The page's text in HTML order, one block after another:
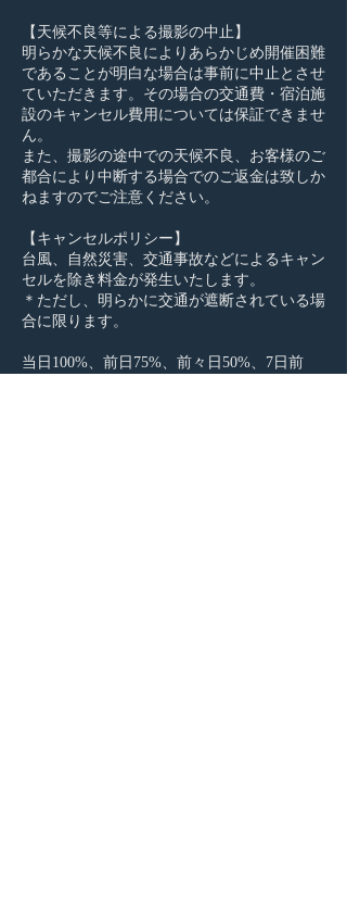
【天候不良等による撮影の中止】
明らかな天候不良によりあらかじめ開催困難
であることが明白な場合は事前に中止とさせ
ていただきます。その場合の交通費・宿泊施
設のキャンセル費用については保証できませ
ん。
また、撮影の途中での天候不良、お客様のご
都合により中断する場合でのご返金は致しか
ねますのでご注意ください。
【キャンセルポリシー】
台風、自然災害、交通事故などによるキャン
セルを除き料金が発生いたします。
＊ただし、明らかに交通が遮断されている場
合に限ります。
当日100%、前日75%、前々日50%、7日前